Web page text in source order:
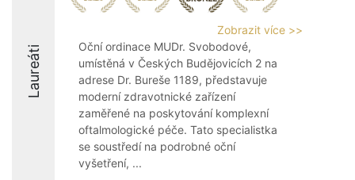
Laureáti
Zobrazit více >>
Oční ordinace MUDr. Svobodové,
umístěná v Českých Budějovicích 2 na
adrese Dr. Bureše 1189, představuje
moderní zdravotnické zařízení
zaměřené na poskytování komplexní
oftalmologické péče. Tato specialistka
se soustředí na podrobné oční
vyšetření, ...